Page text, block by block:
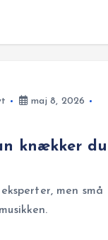
maj 8, 2026
knækker du
men små